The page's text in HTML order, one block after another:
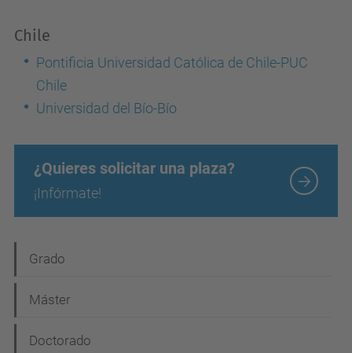
Chile
Pontificia Universidad Católica de Chile-PUC
Chile
Universidad del Bío-Bío
¿Quieres solicitar una plaza?
¡Infórmate!
a
v
Grado
Máster
Doctorado